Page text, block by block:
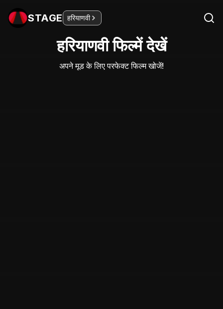
STAGE हरियाणवी
हरियाणवी फिल्में देखें
अपने मूड के लिए परफेक्ट फिल्म खोजें!